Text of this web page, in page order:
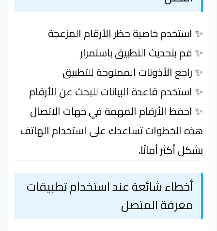
✨ استخدم خاصية حظر الأرقام المزعجة
✨ قم بتحديث التطبيق باستمرار
✨ راجع الأذونات الممنوحة للتطبيق
✨ استخدم قاعدة البيانات للبحث عن الأرقام
✨ احفظ الأرقام المهمة في جهات الاتصال
هذه الخطوات تساعدك على استخدام الهاتف
بشكل أكثر أمانًا.
أخطاء شائعة عند استخدام تطبيقات
معرفة المتصل